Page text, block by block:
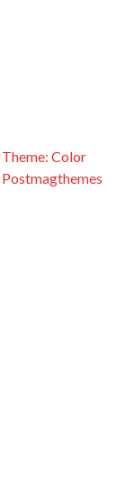
Theme: Color
Postmagthemes